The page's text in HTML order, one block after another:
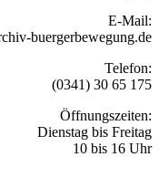
E-Mail:
buergerbewegung.de
Telefon:
(0341) 30 65 175
Öffnungszeiten:
Dienstag bis Freitag
10 bis 16 Uhr